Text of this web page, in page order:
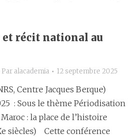
récit national au
Par alacademia 12 septembre 2025
Centre Jacques Berque)
: Sous le thème Périodisation
: la place de l’histoire
siècles) Cette conférence